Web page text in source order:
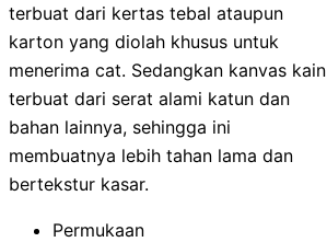
terbuat dari kertas tebal ataupun
karton yang diolah khusus untuk
menerima cat. Sedangkan kanvas kain
terbuat dari serat alami katun dan
bahan lainnya, sehingga ini
membuatnya lebih tahan lama dan
bertekstur kasar.
Permukaan